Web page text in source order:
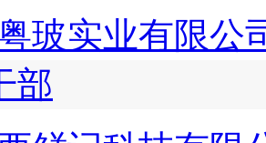
玻实业有限公
部